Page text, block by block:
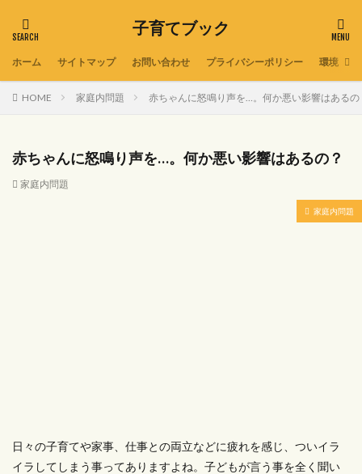
子育てブック
ホーム サイトマップ お問い合わせ プライバシーポリシー 環境
HOME 家庭内問題 赤ちゃんに怒鳴り声を…。何か悪い影響はあるの
赤ちゃんに怒鳴り声を…。何か悪い影響はあるの？
家庭内問題
家庭内問題
日々の子育てや家事、仕事との両立などに疲れを感じ、ついイラ
イラしてしまう事ってありますよね。子どもが言う事を全く聞い